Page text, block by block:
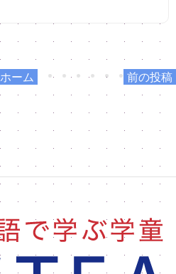
前の投稿
ホーム